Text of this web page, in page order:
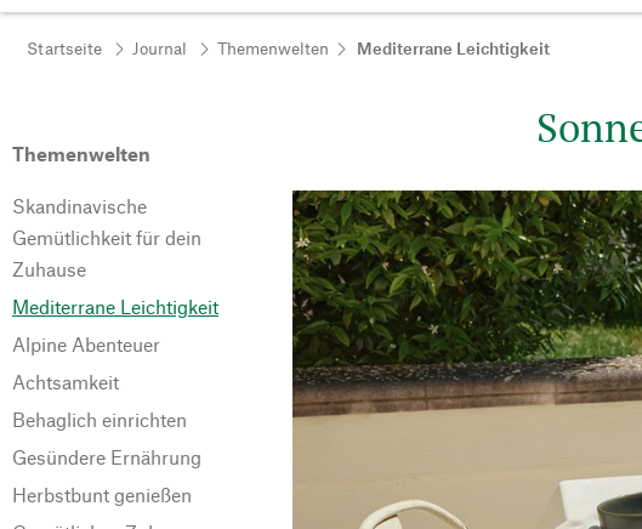
Startseite Journal Themenwelten Mediterrane Leichtigkeit
Themenwelten
Skandinavische
Gemütlichkeit für dein
Zuhause
Mediterrane Leichtigkeit
Alpine Abenteuer
Achtsamkeit
Behaglich einrichten
Gesündere Ernährung
Herbstbunt genießen